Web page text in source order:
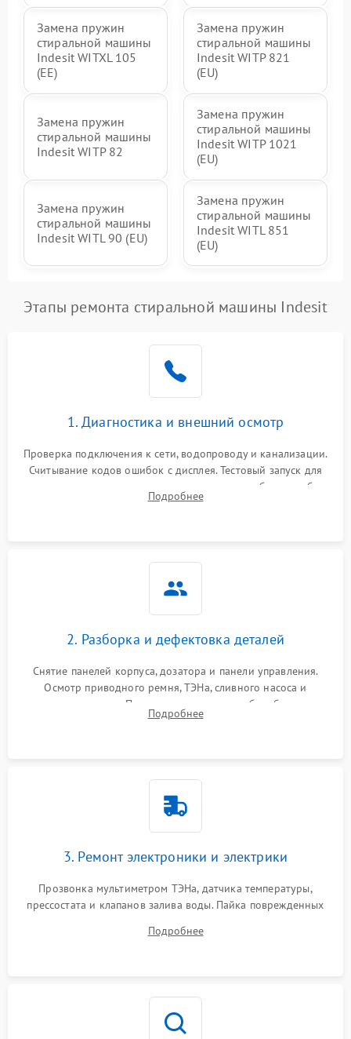
Замена пружин
стиральной машины
Indesit WITXL 105
(EE)
Замена пружин
стиральной машины
Indesit WITP 821
(EU)
Замена пружин
стиральной машины
Indesit WITP 82
Замена пружин
стиральной машины
Indesit WITP 1021
(EU)
Замена пружин
стиральной машины
Indesit WITL 90 (EU)
Замена пружин
стиральной машины
Indesit WITL 851
(EU)
Этапы ремонта стиральной машины Indesit
1. Диагностика и внешний осмотр
Проверка подключения к сети, водопроводу и канализации.
Считывание кодов ошибок с дисплея. Тестовый запуск для
выявления посторонних шумов, протечек или сбоев в работе
электронного модуля управления.
Подробнее
2. Разборка и дефектовка деталей
Снятие панелей корпуса, дозатора и панели управления.
Осмотр приводного ремня, ТЭНа, сливного насоса и
амортизаторов. Проверка подшипников барабана и
крестовины на износ, а манжеты люка на разрывы.
Подробнее
3. Ремонт электроники и электрики
Прозвонка мультиметром ТЭНа, датчика температуры,
прессостата и клапанов залива воды. Пайка поврежденных
Восстановление целостности проводки и контактов.
Подробнее